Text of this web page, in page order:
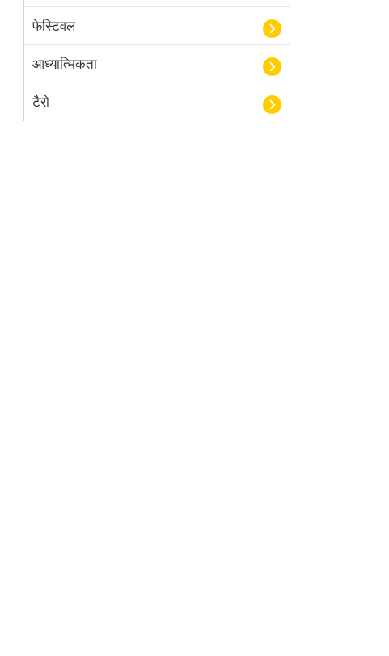
फेस्टिवल
आध्यात्मिकता
टैरो